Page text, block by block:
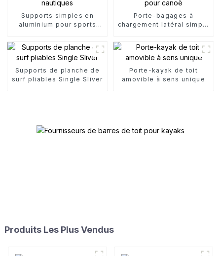
Supports simples en
aluminium pour sports
Porte-bagages à
chargement latéral simple
Supports de planche de
surf pliables Single Sliver
Porte-kayak de toit
amovible à sens unique
Produits Les Plus Vendus